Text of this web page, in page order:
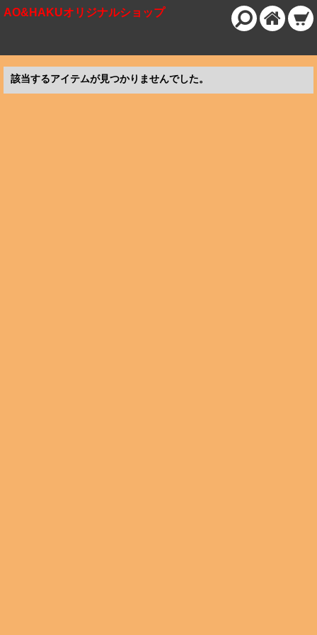
AO&HAKUオリジナルショップ
該当するアイテムが見つかりませんでした。